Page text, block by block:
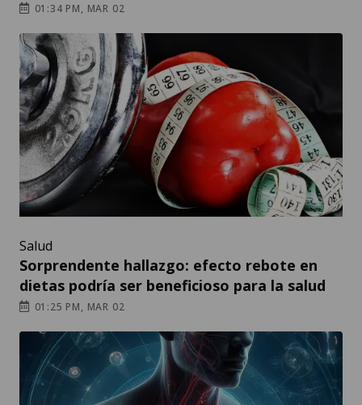
01:34 PM, MAR 02
Salud
Sorprendente hallazgo: efecto rebote en
dietas podría ser beneficioso para la salud
01:25 PM, MAR 02